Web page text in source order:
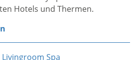
Hotels und Thermen.